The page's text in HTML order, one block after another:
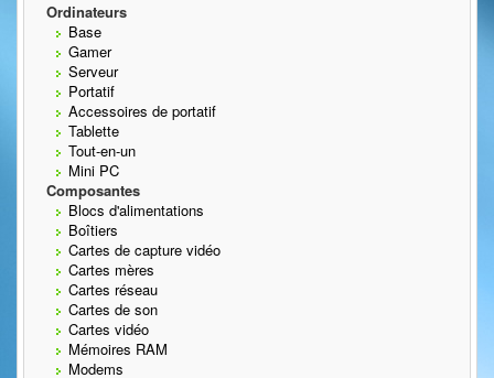
Ordinateurs
Base
Gamer
Serveur
Portatif
Accessoires de portatif
Tablette
Tout-en-un
Mini PC
Composantes
Blocs d'alimentations
Boîtiers
Cartes de capture vidéo
Cartes mères
Cartes réseau
Cartes de son
Cartes vidéo
Mémoires RAM
Modems